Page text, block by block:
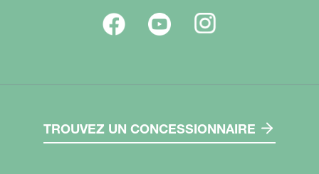
TROUVEZ UN CONCESSIONNAIRE